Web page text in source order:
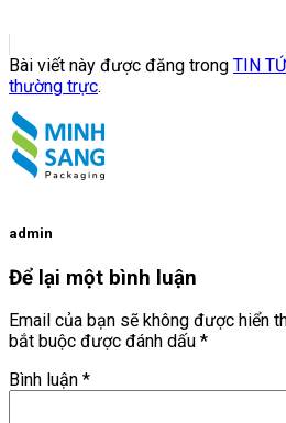
Bài viết này được đăng trong TIN
thường trực.
admin
Để lại một bình luận
Email của bạn sẽ không được hiển
bắt buộc được đánh dấu *
Bình luận *